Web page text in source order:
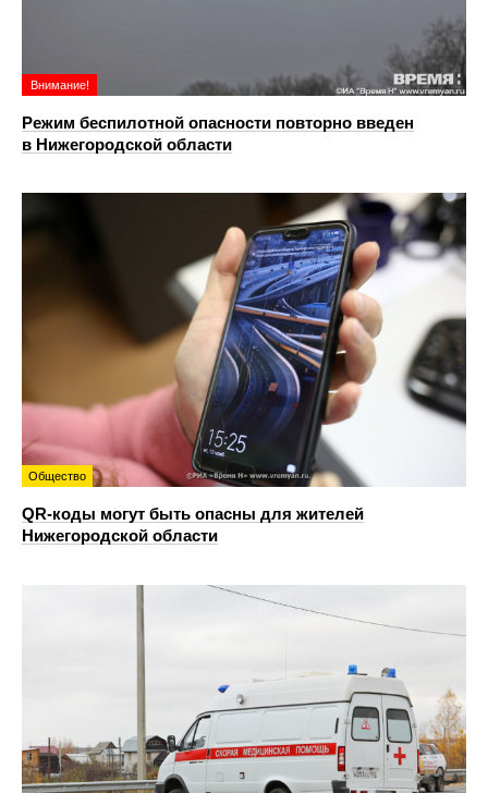
Внимание!
Режим беспилотной опасности повторно введен
в Нижегородской области
Общество
QR-коды могут быть опасны для жителей
Нижегородской области